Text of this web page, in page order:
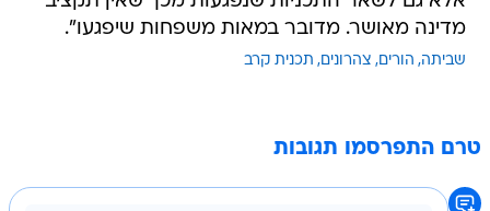
מדינה מאושר. מדובר במאות משפחות שיפגעו".
שביתה הורים צהרונים תכנית קרב
טרם התפרסמו תגובות